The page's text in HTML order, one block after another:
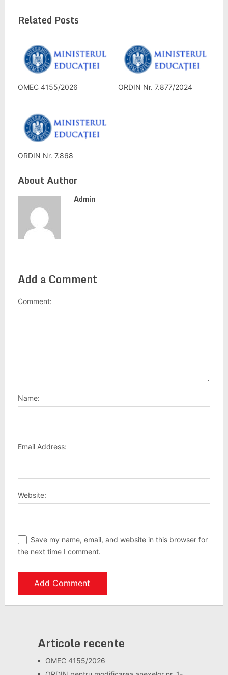
Related Posts
OMEC 4155/2026 ORDIN Nr. 7.877/2024
ORDIN Nr. 7.868
About Author
Admin
Add a Comment
Comment:
Name:
Email Address:
Website:
Save my name, email, and website in this browser for
the next time I comment.
Articole recente
OMEC 4155/2026